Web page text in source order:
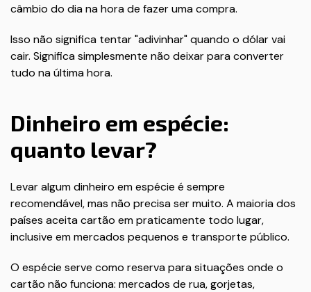
câmbio do dia na hora de fazer uma compra.
Isso não significa tentar "adivinhar" quando o dólar vai
cair. Significa simplesmente não deixar para converter
tudo na última hora.
Dinheiro em espécie:
quanto levar?
Levar algum dinheiro em espécie é sempre
recomendável, mas não precisa ser muito. A maioria dos
países aceita cartão em praticamente todo lugar,
inclusive em mercados pequenos e transporte público.
O espécie serve como reserva para situações onde o
cartão não funciona: mercados de rua, gorjetas,